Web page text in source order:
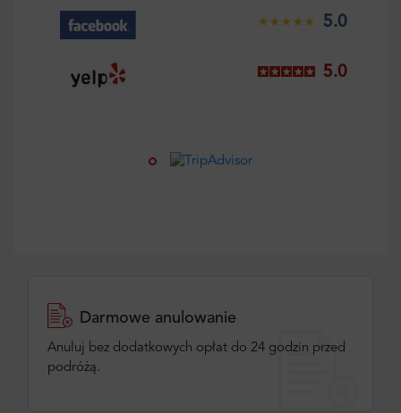
5.0
5.0
Darmowe anulowanie
Anuluj bez dodatkowych opłat do 24 godzin przed
podróżą.